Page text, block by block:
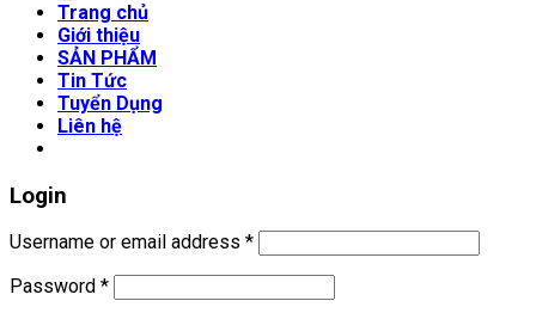
Trang chủ
Giới thiệu
SẢN PHẨM
Tin Tức
Tuyển Dụng
Liên hệ
Login
Username or email address *
Password *